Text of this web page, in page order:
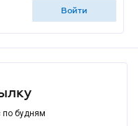
войти
по будням